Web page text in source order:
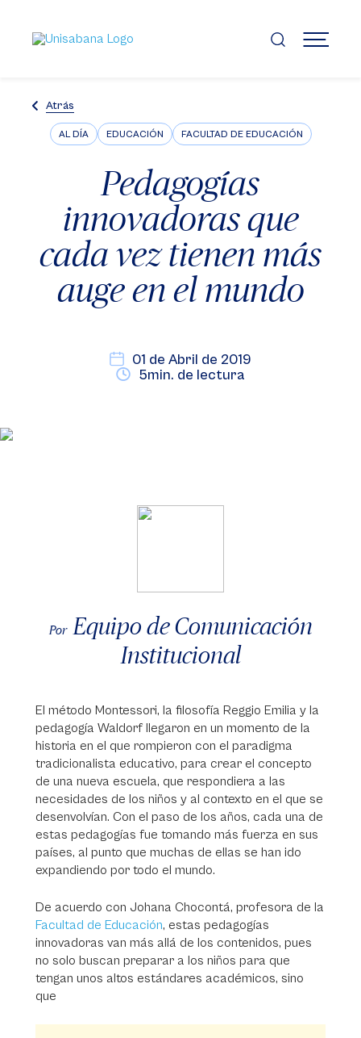
contenido
principal
MENÚ
Atrás
AL DÍA EDUCACIÓN FACULTAD DE EDUCACIÓN
Pedagogías
innovadoras que
cada vez tienen más
auge en el mundo
01 de Abril de 2019
5min. de lectura
Por Equipo de Comunicación
Institucional
El método Montessori, la filosofía Reggio Emilia y la
pedagogía Waldorf llegaron en un momento de la
historia en el que rompieron con el paradigma
tradicionalista educativo, para crear el concepto
de una nueva escuela, que respondiera a las
necesidades de los niños y al contexto en el que se
desenvolvían. Con el paso de los años, cada una de
estas pedagogías fue tomando más fuerza en sus
países, al punto que muchas de ellas se han ido
expandiendo por todo el mundo.
De acuerdo con Johana Chocontá, profesora de la
Facultad de Educación, estas pedagogías
innovadoras van más allá de los contenidos, pues
no solo buscan preparar a los niños para que
tengan unos altos estándares académicos, sino
que